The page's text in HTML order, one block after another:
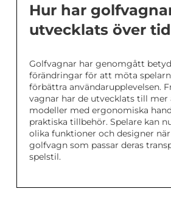
Hur har
utvecklats över
Golfvagnar har genomgått
förändringar för att möta
förbättra användarupplevelsen.
vagnar har de utvecklats till mer
modeller med ergonomiska
praktiska tillbehör. Spelare kan
olika funktioner och designer
golfvagn som passar deras
spelstil.